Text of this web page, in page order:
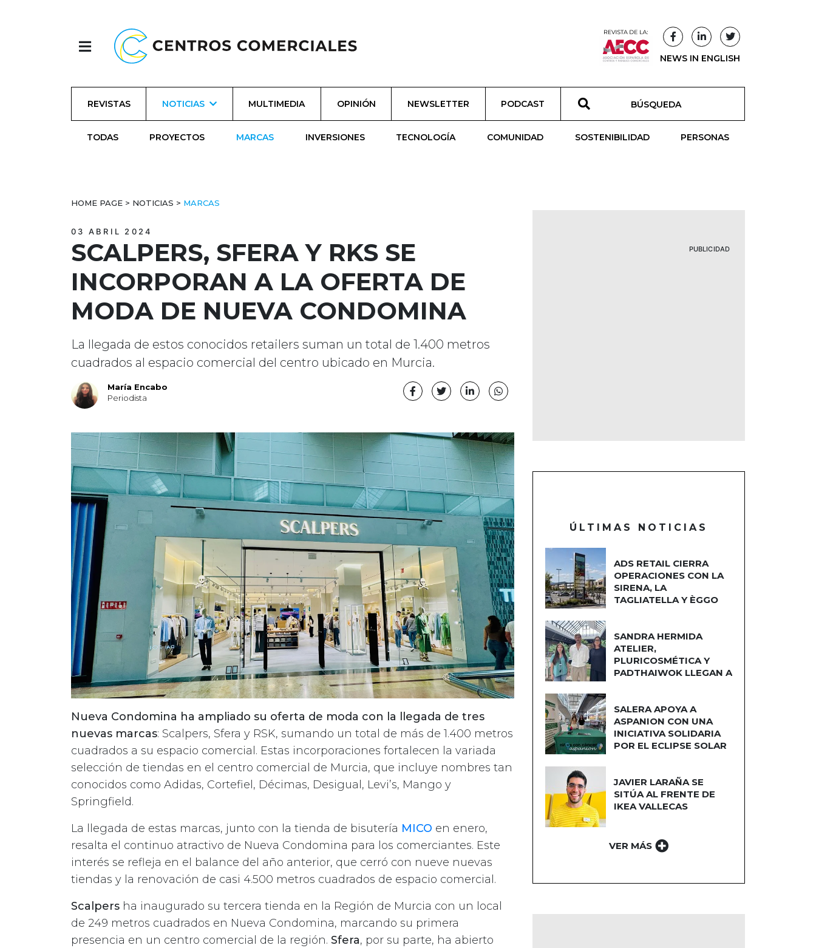
NEWS IN ENGLISH
REVISTAS NOTICIAS MULTIMEDIA OPINIÓN NEWSLETTER PODCAST
TODAS PROYECTOS MARCAS INVERSIONES TECNOLOGÍA COMUNIDAD SOSTENIBILIDAD PERSONAS
HOME PAGE > NOTICIAS > MARCAS
03 ABRIL 2024
SCALPERS, SFERA Y RKS SE
INCORPORAN A LA OFERTA DE
MODA DE NUEVA CONDOMINA
La llegada de estos conocidos retailers suman un total de 1.400 metros
cuadrados al espacio comercial del centro ubicado en Murcia.
María Encabo
Periodista
Nueva Condomina ha ampliado su oferta de moda con la llegada de tres
nuevas marcas: Scalpers, Sfera y RSK, sumando un total de más de 1.400 metros
cuadrados a su espacio comercial. Estas incorporaciones fortalecen la variada
selección de tiendas en el centro comercial de Murcia, que incluye nombres tan
conocidos como Adidas, Cortefiel, Décimas, Desigual, Levi’s, Mango y
Springfield.
La llegada de estas marcas, junto con la tienda de bisutería MICO en enero,
resalta el continuo atractivo de Nueva Condomina para los comerciantes. Este
interés se refleja en el balance del año anterior, que cerró con nueve nuevas
tiendas y la renovación de casi 4.500 metros cuadrados de espacio comercial.
Scalpers ha inaugurado su tercera tienda en la Región de Murcia con un local
de 249 metros cuadrados en Nueva Condomina, marcando su primera
presencia en un centro comercial de la región. Sfera, por su parte, ha abierto
PUBLICIDAD
ÚLTIMAS NOTICIAS
ADS RETAIL CIERRA
OPERACIONES CON LA
SIRENA, LA
TAGLIATELLA Y ÈGGO
SANDRA HERMIDA
ATELIER,
PLURICOSMÉTICA Y
PADTHAIWOK LLEGAN A
SALERA APOYA A
ASPANION CON UNA
INICIATIVA SOLIDARIA
POR EL ECLIPSE SOLAR
JAVIER LARAÑA SE
SITÚA AL FRENTE DE
IKEA VALLECAS
VER MÁS